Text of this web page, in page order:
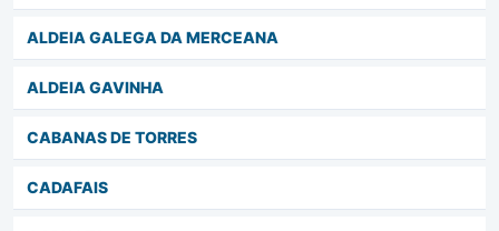
ALDEIA GALEGA DA MERCEANA
ALDEIA GAVINHA
CABANAS DE TORRES
CADAFAIS